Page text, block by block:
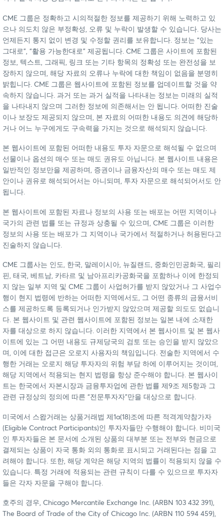
CME 그룹은 정확하고 시의적절한 정보를 제공하기 위해 노력하고 있
으나 의도치 않은 부정확성, 오류 및 누락이 발생할 수 있습니다. 당사는
언제든지 통지 없이 변경 및 수정할 권리를 보유합니다. 정보는 “있는
그대로”, “활용 가능한대로” 제공됩니다. CME 그룹은 사이트에 포함된
정보, 텍스트, 그래픽, 링크 또는 기타 항목의 정확성 또는 완전성을 보
장하지 않으며, 해당 자료의 오류나 누락에 대한 책임이 없음을 분명히
밝힙니다. CME 그룹은 웹사이트에 포함된 정보를 업데이트할 것을 약
속하지 않습니다. 과거 또는 과거 실적을 나타내는 정보는 미래의 실적
을 나타내지 않으며 그러한 정보에 의존해서는 안 됩니다. 어떠한 진술
이나 보장도 제공되지 않으며, 본 자료의 어떠한 내용도 의견에 해당하
거나 어느 누구에게도 구속력을 가지는 것으로 해석되지 않습니다.
본 웹사이트에 포함된 어떠한 내용도 투자 자문으로 해석될 수 없으며
선물이나 옵션의 매수 또는 매도 권유도 아닙니다. 본 웹사이트 내용은
일반적인 정보만을 제공하며, 증권이나 금융자산의 매수 또는 매도 제
안이나 권유로 해석되어서는 아니되며, 투자 자문으로 해석되어서도 안
됩니다.
본 웹사이트에 포함된 자료나 정보의 사용 또는 배포는 어떤 지역이나
국가의 관련 법률 또는 규정과 상충될 수 있으며, CME 그룹은 이러한
정보의 사용 또는 배포가 그 지역이나 국가에서 적절하거나 허용된다고
진술하지 않습니다.
CME 그룹사는 인도, 한국, 말레이시아, 뉴질랜드, 중화인민공화국, 필리
핀, 태국, 베트남, 카타르 및 남아프리카공화국을 포함하나 이에 한정되
지 않는 일부 지역 및 CME 그룹이 사업허가를 받지 않았거나 그 사업수
행이 현지 법령에 반하는 어떠한 지역에서도, 그 어떤 종류의 금융서비
스를 제공하도록 등록되거나 인가받지 않았으며 제공할 의도도 없습니
다. 본 웹사이트 및 관련 웹사이트에 포함된 정보는 일본 내에 소재한
자를 대상으로 하지 않습니다. 이러한 지역에서 본 웹사이트 및 본 웹사
이트에 있는 그 어떤 내용도 규제당국의 검토 또는 승인을 받지 않았으
며, 이에 대한 접근은 오로지 사용자의 책임입니다. 전술한 지역에서 수
행한 거래는 오로지 해당 투자자의 위험 부담 하에 이루어지는 것이며,
해당 지역에서 적용되는 현지 법령을 항상 준수해야 합니다. 본 웹사이
트는 한국에서 자본시장과 금융투자업에 관한 법률 제9조 제5항과 그
관련 규정상의 정의에 따른 “전문투자자”만을 대상으로 합니다.
미국에서 스왑거래는 상품거래법 제1a(18)조에 따른 적격계약참가자
(Eligible Contract Participants)인 투자자들만 수행해야 합니다. 비미국
인 투자자들은 본 문서에 소개된 상품의 대부분 또는 전부와 현금으로
결제되는 상품이 자국 통화 외의 통화로 표시되고 거래된다는 점을 고
려해야 합니다. 또한, 해당 계약은 해당 지역의 법률이 적용되지 않을 수
있습니다. 특정 거래에 적용되는 관련 규칙이 다를 수 있으므로 투자자
들은 각자 자문을 구해야 합니다.
호주의 경우, Chicago Mercantile Exchange Inc. (ARBN 103 432 391),
The Board of Trade of the City of Chicago Inc. (ARBN 110 594 459),